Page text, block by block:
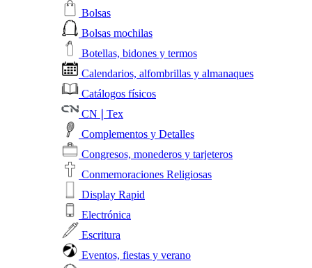
Bolsas
Bolsas mochilas
Botellas, bidones y termos
Calendarios, alfombrillas y almanaques
Catálogos físicos
CN❘Tex
Complementos y Detalles
Congresos, monederos y tarjeteros
Conmemoraciones Religiosas
Display Rapid
Electrónica
Escritura
Eventos, fiestas y verano